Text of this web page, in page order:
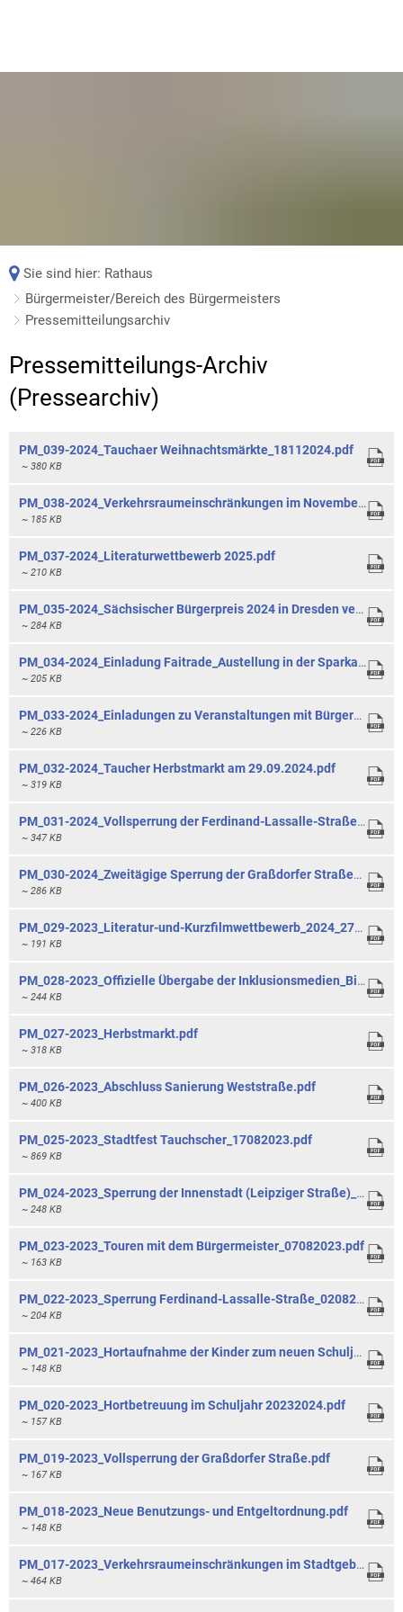
Sie sind hier: Rathaus
Bürgermeister/Bereich des Bürgermeisters
Pressemitteilungsarchiv
Pressemitteilungsarchiv
Pressemitteilungs-Archiv
(Pressearchiv)
PM_039-2024_Tauchaer Weihnachtsmärkte_18112024.pdf
~ 380 KB
PM_038-2024_Verkehrsraumeinschränkungen im November 2024.pdf
~ 185 KB
PM_037-2024_Literaturwettbewerb 2025.pdf
~ 210 KB
PM_035-2024_Sächsischer Bürgerpreis 2024 in Dresden vergeben_22102024.pdf
~ 284 KB
PM_034-2024_Einladung Faitrade_Austellung in der Sparkasse.pdf
~ 205 KB
PM_033-2024_Einladungen zu Veranstaltungen mit Bürgerbeteiligung.pdf
~ 226 KB
PM_032-2024_Taucher Herbstmarkt am 29.09.2024.pdf
~ 319 KB
PM_031-2024_Vollsperrung der Ferdinand-Lassalle-Straße.pdf
~ 347 KB
PM_030-2024_Zweitägige Sperrung der Graßdorfer Straße_06092024.pdf
~ 286 KB
PM_029-2023_Literatur-und-Kurzfilmwettbewerb_2024_27092023.pdf
~ 191 KB
PM_028-2023_Offizielle Übergabe der Inklusionsmedien_Bibliothek.pdf
~ 244 KB
PM_027-2023_Herbstmarkt.pdf
~ 318 KB
PM_026-2023_Abschluss Sanierung Weststraße.pdf
~ 400 KB
PM_025-2023_Stadtfest Tauchscher_17082023.pdf
~ 869 KB
PM_024-2023_Sperrung der Innenstadt (Leipziger Straße)_08082023.pdf
~ 248 KB
PM_023-2023_Touren mit dem Bürgermeister_07082023.pdf
~ 163 KB
PM_022-2023_Sperrung Ferdinand-Lassalle-Straße_02082023.pdf
~ 204 KB
PM_021-2023_Hortaufnahme der Kinder zum neuen Schuljahr_25072023.pdf
~ 148 KB
PM_020-2023_Hortbetreuung im Schuljahr 20232024.pdf
~ 157 KB
PM_019-2023_Vollsperrung der Graßdorfer Straße.pdf
~ 167 KB
PM_018-2023_Neue Benutzungs- und Entgeltordnung.pdf
~ 148 KB
PM_017-2023_Verkehrsraumeinschränkungen im Stadtgebiet.pdf
~ 464 KB